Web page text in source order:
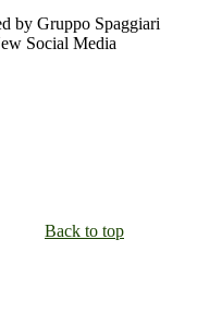
by Gruppo Spaggiari
Social Media
Back to top